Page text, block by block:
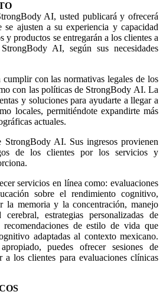
AI, usted publicará y ofrecerá
ajusten a su experiencia y capacidad
y productos se entregarán a los clientes a
AI, según sus necesidades
con las normativas legales de los
con las políticas de StrongBody AI. La
y soluciones para ayudarte a llegar a
locales, permitiéndote expandirte más
actuales.
StrongBody AI. Sus ingresos provienen
de los clientes por los servicios y
servicios en línea como: evaluaciones
sobre el rendimiento cognitivo,
la memoria y la concentración, manejo
estrategias personalizadas de
recomendaciones de estilo de vida que
adaptadas al contexto mexicano.
puedes ofrecer sesiones de
los clientes para evaluaciones clínicas